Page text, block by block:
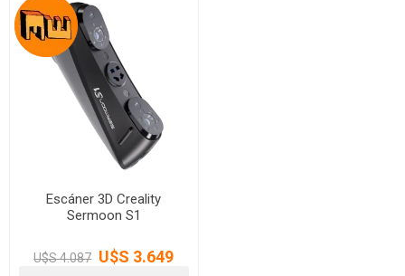
Escáner 3D Creality
Sermoon S1
U$S 4.087 U$S 3.649